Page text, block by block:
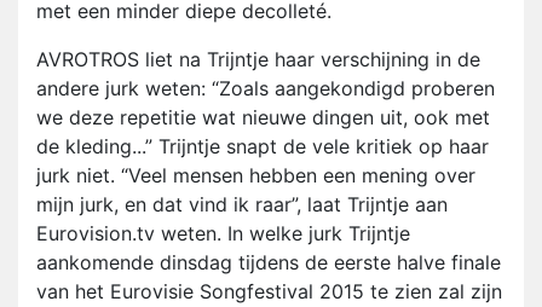
met een minder diepe decolleté.
AVROTROS liet na Trijntje haar verschijning in de
andere jurk weten: “Zoals aangekondigd proberen
we deze repetitie wat nieuwe dingen uit, ook met
de kleding...” Trijntje snapt de vele kritiek op haar
jurk niet. “Veel mensen hebben een mening over
mijn jurk, en dat vind ik raar”, laat Trijntje aan
Eurovision.tv weten. In welke jurk Trijntje
aankomende dinsdag tijdens de eerste halve finale
van het Eurovisie Songfestival 2015 te zien zal zijn